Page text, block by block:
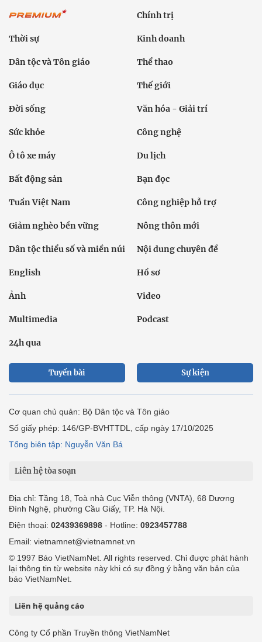
Chính trị
Thời sự Kinh doanh
Dân tộc và Tôn giáo Thể thao
Giáo dục Thế giới
Đời sống Văn hóa - Giải trí
Sức khỏe Công nghệ
Ô tô xe máy Du lịch
Bất động sản Bạn đọc
Tuần Việt Nam Công nghiệp hỗ trợ
Giảm nghèo bền vững Nông thôn mới
Dân tộc thiểu số và miền núi Nội dung chuyên đề
English Hồ sơ
Ảnh Video
Multimedia Podcast
24h qua
Tuyến bài Sự kiện
Cơ quan chủ quản: Bộ Dân tộc và Tôn giáo
Số giấy phép: 146/GP-BVHTTDL, cấp ngày 17/10/2025
Tổng biên tập: Nguyễn Văn Bá
Liên hệ tòa soạn
Địa chỉ: Tầng 18, Toà nhà Cục Viễn thông (VNTA), 68 Dương
Đình Nghệ, phường Cầu Giấy, TP. Hà Nội.
Điện thoại: 02439369898 - Hotline: 0923457788
Email: vietnamnet@vietnamnet.vn
© 1997 Báo VietNamNet. All rights reserved. Chỉ được phát hành
lại thông tin từ website này khi có sự đồng ý bằng văn bản của
báo VietNamNet.
Liên hệ quảng cáo
Công ty Cổ phần Truyền thông VietNamNet